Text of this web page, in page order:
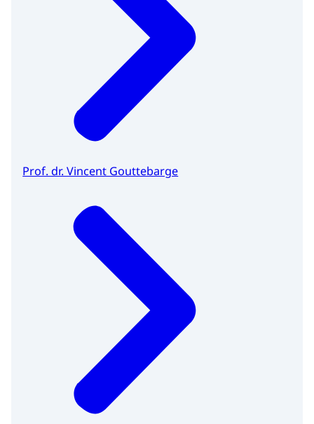
Prof. dr. Vincent Gouttebarge